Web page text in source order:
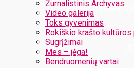
Žurnalistinis Archyvas
Video galerija
Toks gyvenimas
Rokiškio krašto
Sugrįžimai
Mes – jėga!
Bendruomenių vartai
Užregistruokite